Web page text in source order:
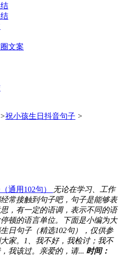
文案
>祝小孩生日抖音句子 >
通用102句）
无论在学习、工作
常接触到句子吧，句子是能够表
，有一定的语调，表示不同的语
顿的语言单位。下面是小编为大
日句子（精选102句），仅供参
家。1、我不好，我检讨；我不
我该过。亲爱的，请... 时间：